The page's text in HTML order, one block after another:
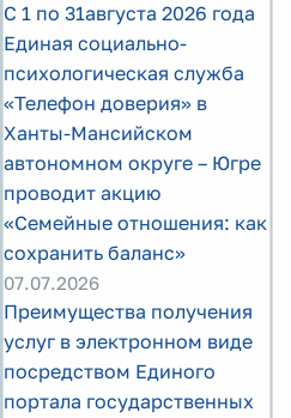
С 1 по 31августа 2026 года
Единая социально-
психологическая служба
«Телефон доверия» в
Ханты-Мансийском
автономном округе – Югре
проводит акцию
«Семейные отношения: как
сохранить баланс»
07.07.2026
Преимущества получения
услуг в электронном виде
посредством Единого
портала государственных